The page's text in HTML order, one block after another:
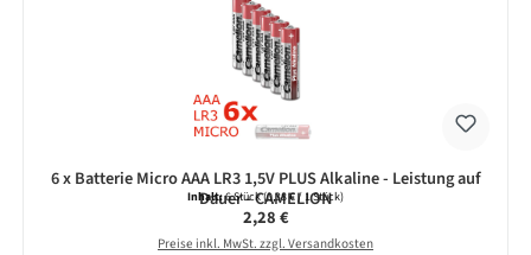
6 x Batterie Micro AAA LR3 1,5V PLUS Alkaline - Leistung auf
Dauer - CAMELION
Inhalt:6 Stück(0,38 € / 1 Stück)
Regulärer Preis:
2,28 €
Preise inkl. MwSt. zzgl. Versandkosten